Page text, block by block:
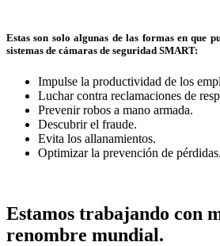
Estas son solo algunas de las formas en que
sistemas de cámaras de seguridad SMART:
Impulse la productividad de los
Luchar contra reclamaciones de
Prevenir robos a mano armada.
Descubrir el fraude.
Evita los allanamientos.
Optimizar la prevención de pérdidas.
Estamos trabajando con
renombre mundial.